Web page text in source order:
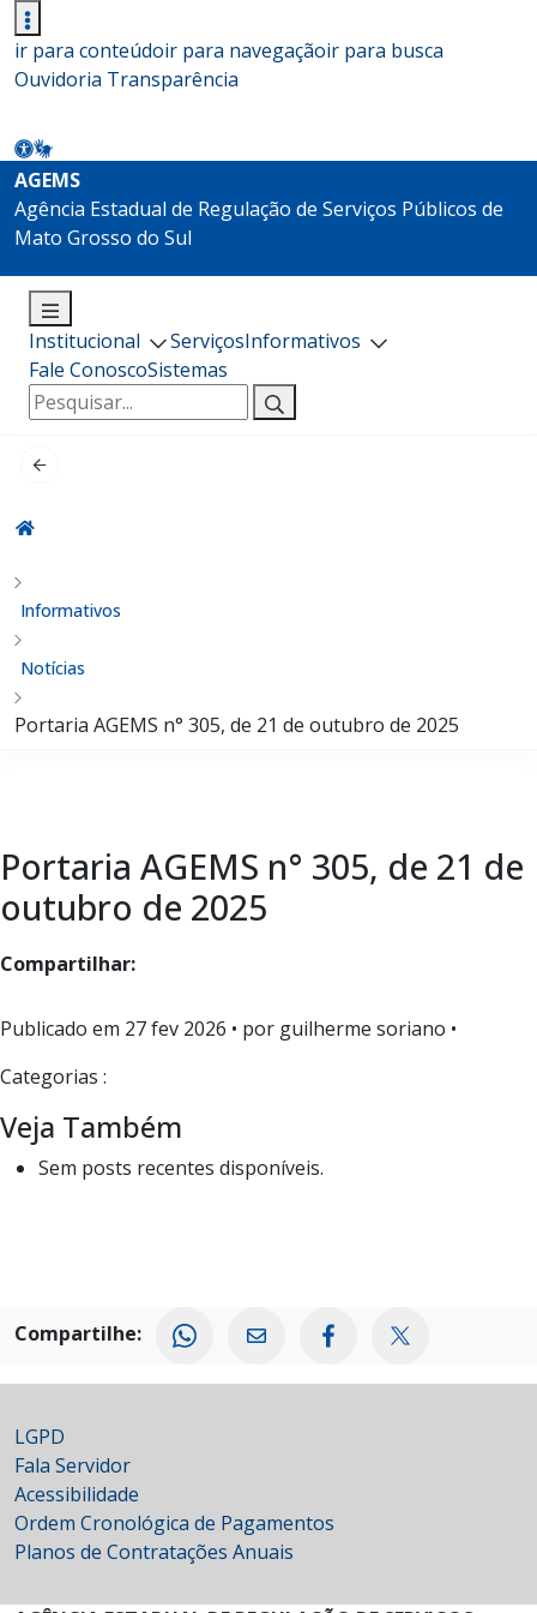
ir para conteúdoir para navegaçãoir para busca
Ouvidoria Transparência
AGEMS
Agência Estadual de Regulação de Serviços Públicos de
Mato Grosso do Sul
Institucional ServiçosInformativos
Fale ConoscoSistemas
Pesquisar
por:
Informativos
Notícias
Portaria AGEMS n° 305, de 21 de outubro de 2025
Portaria AGEMS n° 305, de 21 de
outubro de 2025
Compartilhar:
Publicado em 27 fev 2026 • por guilherme soriano •
Categorias :
Veja Também
Sem posts recentes disponíveis.
Compartilhe:
LGPD
Fala Servidor
Acessibilidade
Ordem Cronológica de Pagamentos
Planos de Contratações Anuais